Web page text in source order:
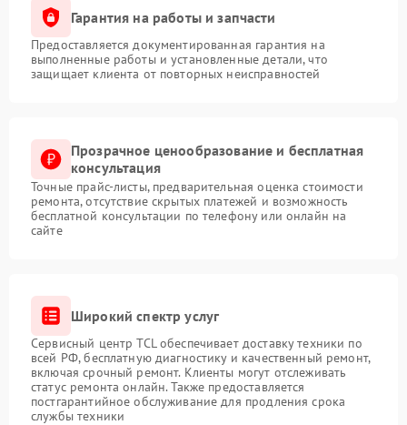
Гарантия на работы и запчасти
Предоставляется документированная гарантия на
выполненные работы и установленные детали, что
защищает клиента от повторных неисправностей
Прозрачное ценообразование и бесплатная
консультация
Точные прайс-листы, предварительная оценка стоимости
ремонта, отсутствие скрытых платежей и возможность
бесплатной консультации по телефону или онлайн на
сайте
Широкий спектр услуг
Сервисный центр TCL обеспечивает доставку техники по
всей РФ, бесплатную диагностику и качественный ремонт,
включая срочный ремонт. Клиенты могут отслеживать
статус ремонта онлайн. Также предоставляется
постгарантийное обслуживание для продления срока
службы техники